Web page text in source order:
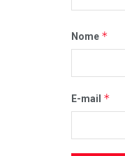
Nome *
E-mail *